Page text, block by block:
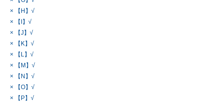
× 【H】√
× 【I】√
× 【J】√
× 【K】√
× 【L】√
× 【M】√
× 【N】√
× 【O】√
× 【P】√